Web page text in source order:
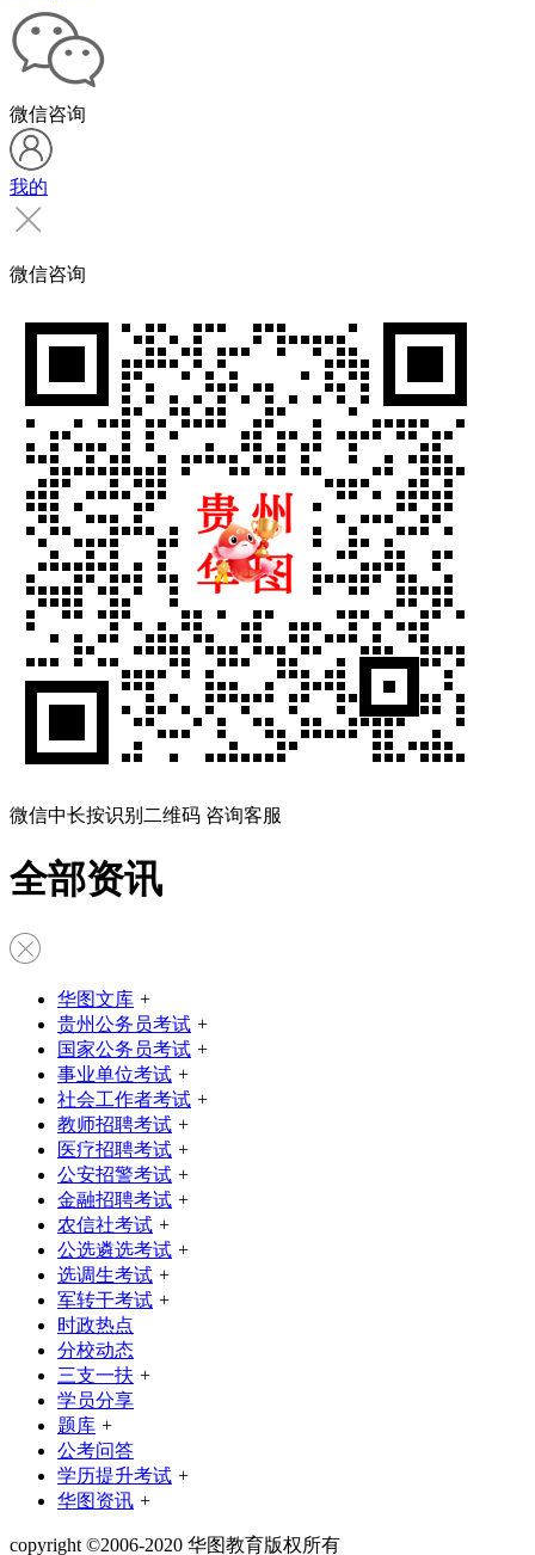
微信咨询
我的
微信咨询
微信中长按识别二维码 咨询客服
全部资讯
华图文库 +
贵州公务员考试 +
国家公务员考试 +
事业单位考试 +
社会工作者考试 +
教师招聘考试 +
医疗招聘考试 +
公安招警考试 +
金融招聘考试 +
农信社考试 +
公选遴选考试 +
选调生考试 +
军转干考试 +
时政热点
分校动态
三支一扶 +
学员分享
题库 +
公考问答
学历提升考试 +
华图资讯 +
copyright ©2006-2020 华图教育版权所有